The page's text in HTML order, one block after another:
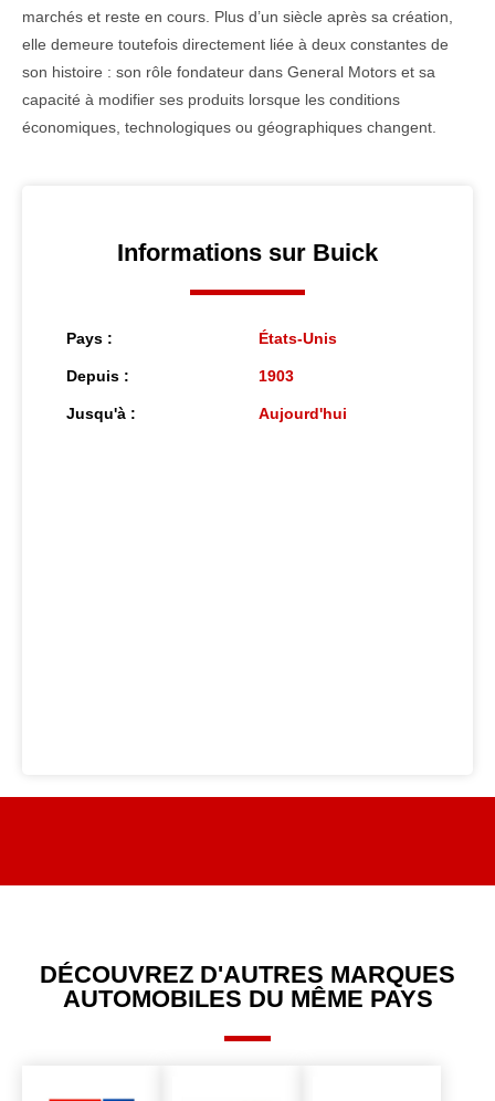
marchés et reste en cours. Plus d’un siècle après sa création,
elle demeure toutefois directement liée à deux constantes de
son histoire : son rôle fondateur dans General Motors et sa
capacité à modifier ses produits lorsque les conditions
économiques, technologiques ou géographiques changent.
Informations sur Buick
Pays : États-Unis
Depuis : 1903
Jusqu'à : Aujourd'hui
DÉCOUVREZ D'AUTRES MARQUES
AUTOMOBILES DU MÊME PAYS